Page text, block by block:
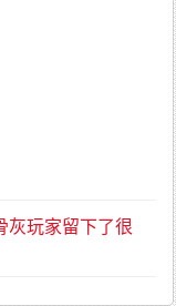
灰玩家留下了很